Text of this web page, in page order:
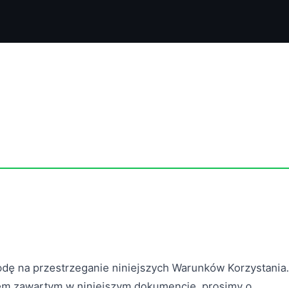
na przestrzeganie niniejszych Warunków Korzystania.